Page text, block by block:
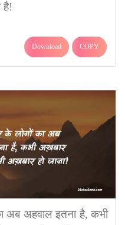
है!
Download COPY
अब अहवाल इतना है, कभी